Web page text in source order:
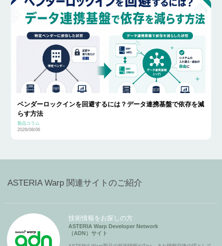
ベンダーロックインを回避するには？データ連携基盤で依存を減
らす方法
製品コラム
2026/08/06
ASTERIA Warp 関連サイトのご紹介
技術情報をお探しの方
ASTERIA Warp Developer Network
（ADN）サイト